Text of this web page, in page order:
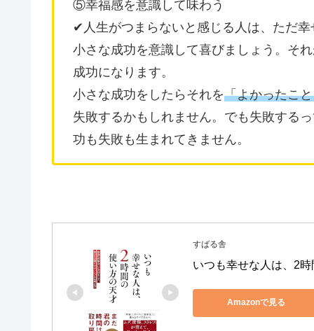
⑤幸福感を意識して味わう
✔︎人生がつまらないと感じる人は、ただ
小さな成功を意識して喜びましょう。そ
成功になります。
小さな成功をしたらそれを「よかったこ
失敗するかもしれません。でも失敗する
功も失敗も生まれてきません。
すばる舎
いつも幸せな人は、2
Amazonで見る